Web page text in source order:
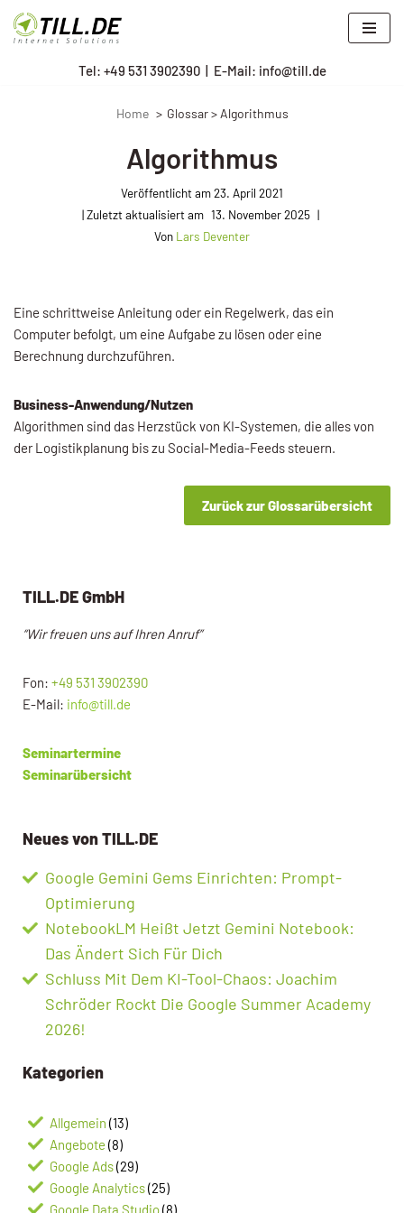
Zum
Tel: +49 531 3902390| E-Mail: info@till.de
Home Glossar > Algorithmus
Algorithmus
Veröffentlicht am23. April 2021
13. November 2025
Von Lars Deventer
Eine schrittweise Anleitung oder ein Regelwerk, das ein
Computer befolgt, um eine Aufgabe zu lösen oder eine
Berechnung durchzuführen.
Business-Anwendung/Nutzen
Algorithmen sind das Herzstück von KI-Systemen, die alles von
der Logistikplanung bis zu Social-Media-Feeds steuern.
Zurück zur Glossarübersicht
TILL.DE GmbH
“Wir freuen uns auf Ihren Anruf”
Fon: +49 531 3902390
E-Mail: info@till.de
Seminartermine
Seminarübersicht
Neues von TILL.DE
Google Gemini Gems Einrichten: Prompt-
Optimierung
NotebookLM Heißt Jetzt Gemini Notebook:
Das Ändert Sich Für Dich
Schluss Mit Dem KI-Tool-Chaos: Joachim
Schröder Rockt Die Google Summer Academy
2026!
Kategorien
Allgemein (13)
Angebote (8)
Google Ads(29)
Google Analytics(25)
Google Data Studio(8)